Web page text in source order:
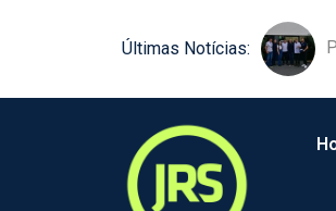
Últimas Notícias: